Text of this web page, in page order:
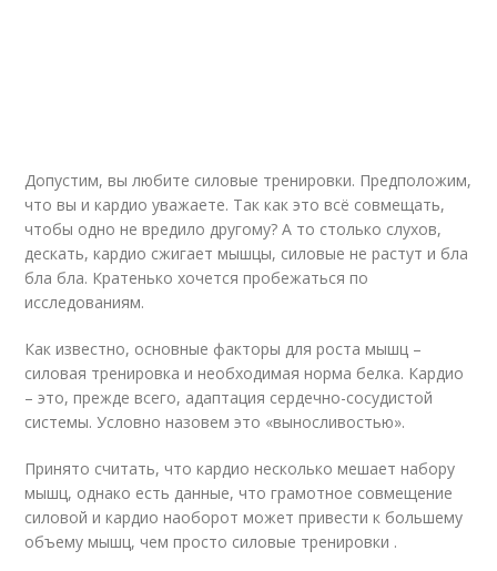
Допустим, вы любите силовые тренировки. Предположим,
что вы и кардио уважаете. Так как это всё совмещать,
чтобы одно не вредило другому? А то столько слухов,
дескать, кардио сжигает мышцы, силовые не растут и бла
бла бла. Кратенько хочется пробежаться по
исследованиям.
Как известно, основные факторы для роста мышц –
силовая тренировка и необходимая норма белка. Кардио
– это, прежде всего, адаптация сердечно-сосудистой
системы. Условно назовем это «выносливостью».
Принято считать, что кардио несколько мешает набору
мышц, однако есть данные, что грамотное совмещение
силовой и кардио наоборот может привести к большему
объему мышц, чем просто силовые тренировки .